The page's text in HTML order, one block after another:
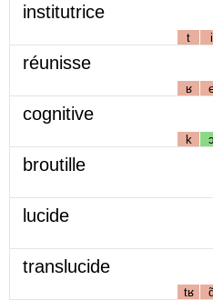
institutrice
t i
réunisse
ʁ
cognitive
k ɔ
broutille
lucide
translucide
tʁ